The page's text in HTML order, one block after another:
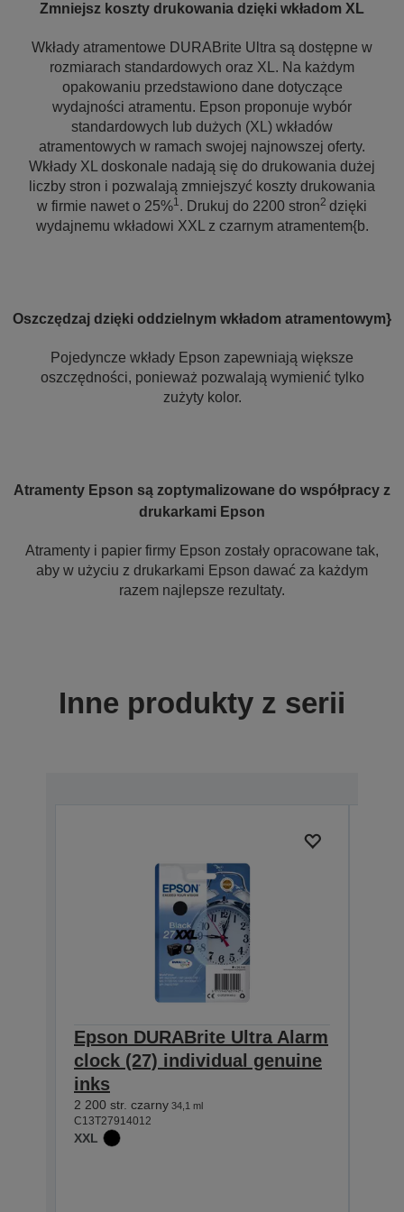
Zmniejsz koszty drukowania dzięki wkładom XL
Wkłady atramentowe DURABrite Ultra są dostępne w
rozmiarach standardowych oraz XL. Na każdym
opakowaniu przedstawiono dane dotyczące
wydajności atramentu. Epson proponuje wybór
standardowych lub dużych (XL) wkładów
atramentowych w ramach swojej najnowszej oferty.
Wkłady XL doskonale nadają się do drukowania dużej
liczby stron i pozwalają zmniejszyć koszty drukowania
w firmie nawet o 25%1. Drukuj do 2200 stron2 dzięki
wydajnemu wkładowi XXL z czarnym atramentem{b.
Oszczędzaj dzięki oddzielnym wkładom atramentowym}
Pojedyncze wkłady Epson zapewniają większe
oszczędności, ponieważ pozwalają wymienić tylko
zużyty kolor.
Atramenty Epson są zoptymalizowane do współpracy z
drukarkami Epson
Atramenty i papier firmy Epson zostały opracowane tak,
aby w użyciu z drukarkami Epson dawać za każdym
razem najlepsze rezultaty.
Inne produkty z serii
Epson DURABrite Ultra Alarm
clock (27) individual genuine
inks
2 200 str. czarny 34,1 ml
C13T27914012
XXL